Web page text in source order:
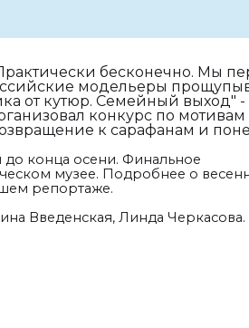
бесконечно. Мы
модельеры
от кутюр. Семейный выход" -
конкурс по мотивам
к сарафанам и
конца осени. Финальное
музее. Подробнее о
репортаже.
Введенская, Линда